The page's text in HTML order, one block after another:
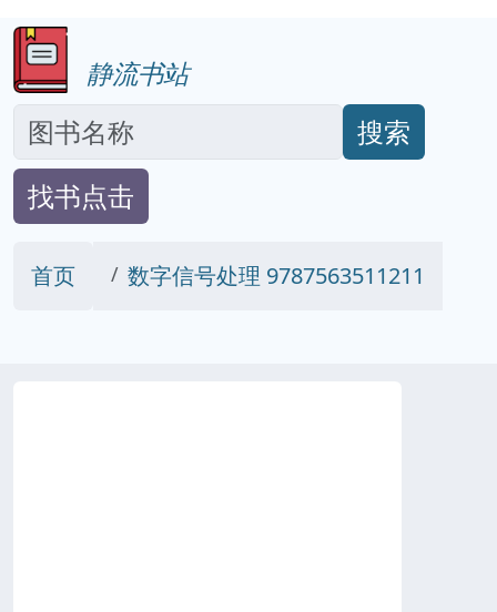
静流书站
搜索
找书点击
首页 数字信号处理 9787563511211